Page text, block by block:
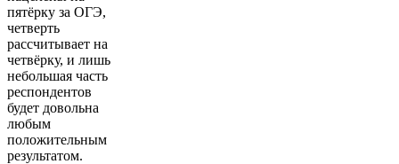
пятёрку за ОГЭ,
четверть
рассчитывает на
четвёрку, и лишь
небольшая часть
респондентов
будет довольна
любым
положительным
результатом.